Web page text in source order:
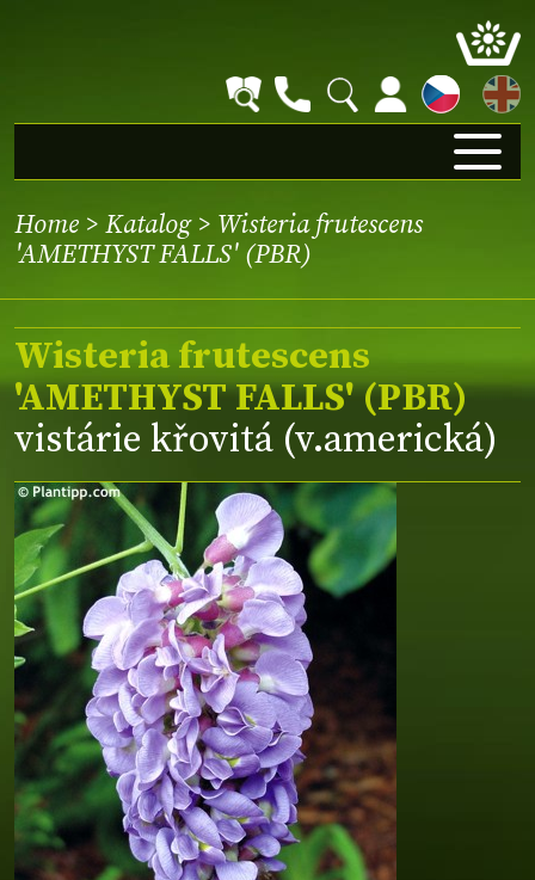
EN
Home > Katalog> Wisteria frutescens
'AMETHYST FALLS' (PBR)
Wisteria frutescens
'AMETHYST FALLS' (PBR)
vistárie křovitá (v.americká)